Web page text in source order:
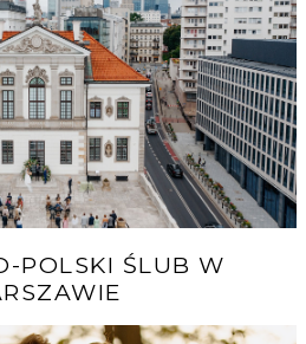
POLSKI ŚLUB W